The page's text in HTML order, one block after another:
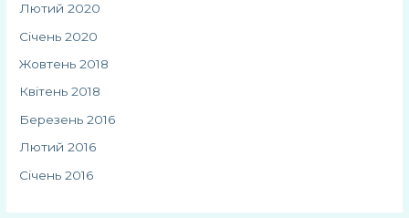
Лютий 2020
Січень 2020
Жовтень 2018
Квітень 2018
Березень 2016
Лютий 2016
Січень 2016